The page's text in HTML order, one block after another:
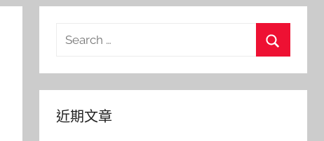
Search
近期文章